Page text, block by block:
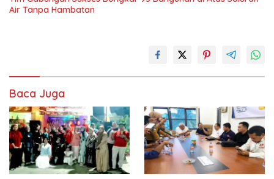
Air Tanpa Hambatan
Baca Juga